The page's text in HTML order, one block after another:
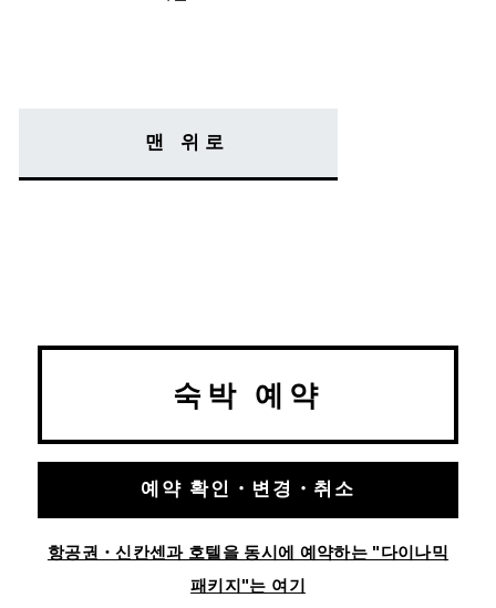
맨 위로
숙박 예약
예약 확인・변경・취소
항공권・신칸센과 호텔을 동시에 예약하는 "다이나믹
패키지"는 여기